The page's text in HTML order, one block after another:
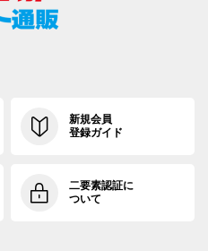
新規会員
登録ガイド
二要素認証に
ついて